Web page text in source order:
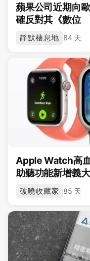
蘋果公司近期向
確反對其《數位
靜默棲息地 84 天
Apple Watch高
助聽功能新增義
破曉收藏家 85 天